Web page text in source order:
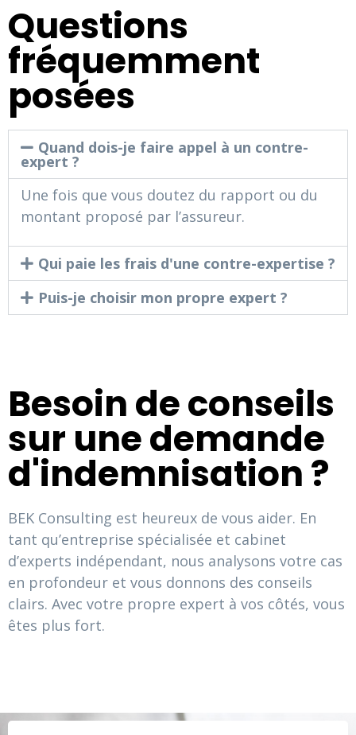
Questions
fréquemment
posées
Quand dois-je faire appel à un contre-
expert ?
Une fois que vous doutez du rapport ou du
montant proposé par l’assureur.
Qui paie les frais d'une contre-expertise ?
Puis-je choisir mon propre expert ?
Besoin de conseils
sur une demande
d'indemnisation ?
BEK Consulting est heureux de vous aider. En
tant qu’entreprise spécialisée et cabinet
d’experts indépendant, nous analysons votre cas
en profondeur et vous donnons des conseils
clairs. Avec votre propre expert à vos côtés, vous
êtes plus fort.